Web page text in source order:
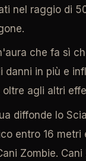
nel raggio di
che fa sì
danni in più e
oltre agli altri
diffonde lo
entro 16 metri
Zombie. Cani